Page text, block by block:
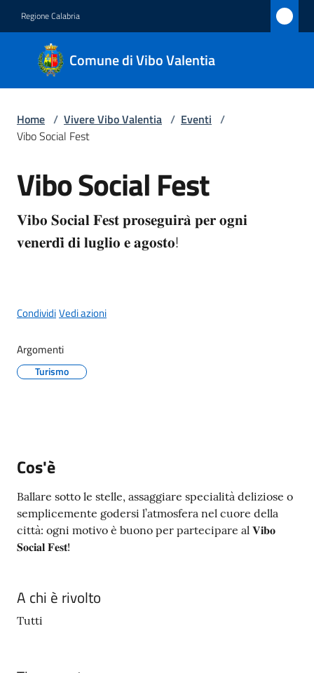
Regione Calabria
Comune di Vibo Valentia
Comune
di Vibo
Valentia
Novità
Servizi
Menu selezionato
r
e
t
o
r
i
Tutti
gli
Home / Vivere Vibo Valentia / Eventi /
Vibo Social Fest
Salta al contenuto
Vibo Social Fest
𝐕𝐢𝐛𝐨 𝐒𝐨𝐜𝐢𝐚𝐥 𝐅𝐞𝐬𝐭 𝐩𝐫𝐨𝐬𝐞𝐠𝐮𝐢𝐫𝐚̀ 𝐩𝐞𝐫 𝐨𝐠𝐧𝐢
𝐯𝐞𝐧𝐞𝐫𝐝𝐢̀ 𝐝𝐢 𝐥𝐮𝐠𝐥𝐢𝐨 𝐞 𝐚𝐠𝐨𝐬𝐭𝐨!
CondividiVedi azioni
Argomenti
Turismo
Cos'è
Ballare sotto le stelle, assaggiare specialità deliziose o
semplicemente godersi l’atmosfera nel cuore della
città: ogni motivo è buono per partecipare al 𝐕𝐢𝐛𝐨
𝐒𝐨𝐜𝐢𝐚𝐥 𝐅𝐞𝐬𝐭!
A chi è rivolto
Tutti